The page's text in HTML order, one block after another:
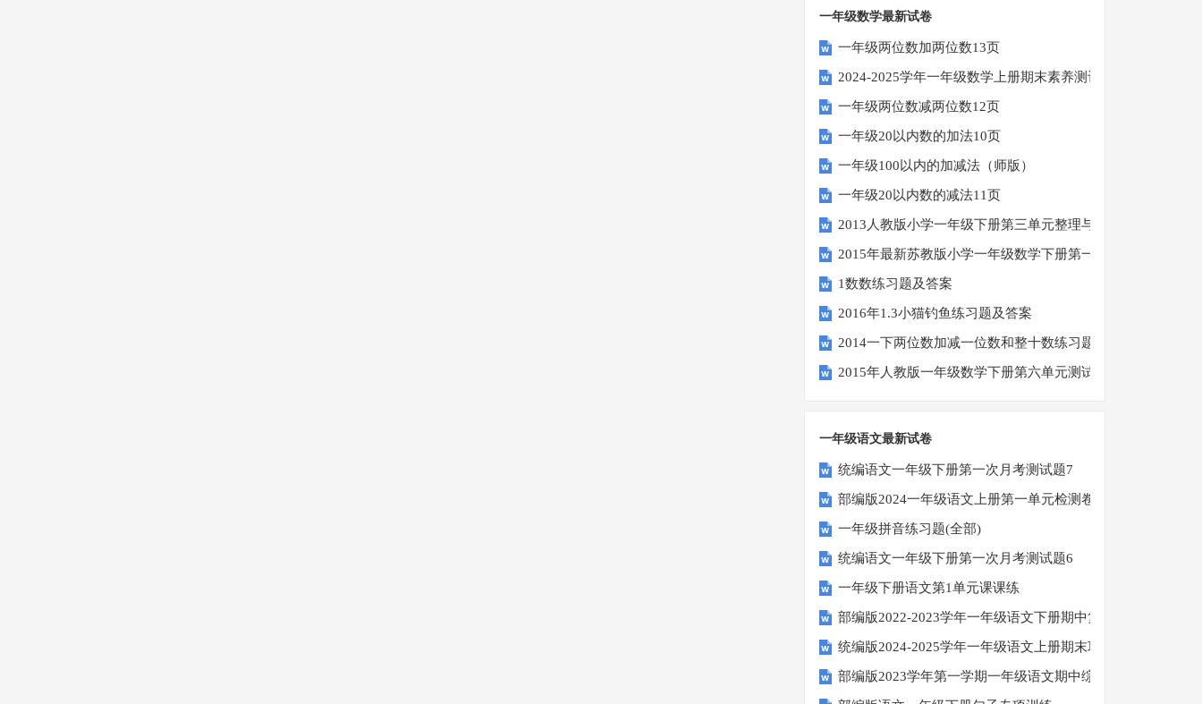
一年级数学最新试卷
一年级两位数加两位数13页
2024-2025学年一年级数学上册期末素养测评卷（考试版A4
一年级两位数减两位数12页
一年级20以内数的加法10页
一年级100以内的加减法（师版）
一年级20以内数的减法11页
2013人教版小学一年级下册第三单元整理与复习（一）练习题
2015年最新苏教版小学一年级数学下册第一次月考试卷
1数数练习题及答案
2016年1.3小猫钓鱼练习题及答案
2014一下两位数加减一位数和整十数练习题四
2015年人教版一年级数学下册第六单元测试题
一年级语文最新试卷
统编语文一年级下册第一次月考测试题7
部编版2024一年级语文上册第一单元检测卷
一年级拼音练习题(全部)
统编语文一年级下册第一次月考测试题6
一年级下册语文第1单元课课练
部编版2022-2023学年一年级语文下册期中复习卷
统编版2024-2025学年一年级语文上册期末巩固测试卷
部编版2023学年第一学期一年级语文期中综合试卷